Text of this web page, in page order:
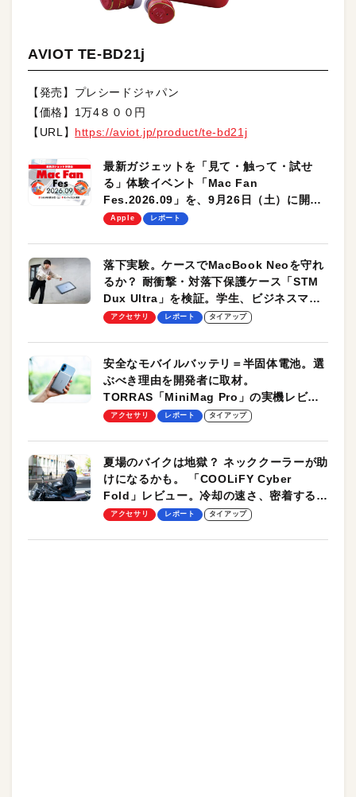
AVIOT TE-BD21j
【発売】プレシードジャパン
【価格】1万4８００円
【URL】 https://aviot.jp/product/te-bd21j
最新ガジェットを「見て・触って・試せ
る」体験イベント「Mac Fan
Fes.2026.09」を、9月26日（土）に開催
します！
Apple レポート
落下実験。ケースでMacBook Neoを守れ
るか？ 耐衝撃・対落下保護ケース「STM
Dux Ultra」を検証。学生、ビジネスマン
のモバイルユースに最適！
アクセサリ レポート タイアップ
安全なモバイルバッテリ＝半固体電池。選
ぶべき理由を開発者に取材。
TORRAS「MiniMag Pro」の実機レビュ
ーも
アクセサリ レポート タイアップ
夏場のバイクは地獄？ ネッククーラーが助
けになるかも。 「COOLiFY Cyber
Fold」レビュー。冷却の速さ、密着する冷
却プレート、シンプルな操作性がグッド！
アクセサリ レポート タイアップ